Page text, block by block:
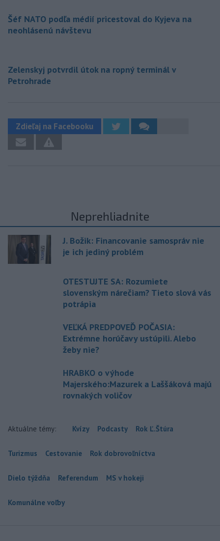
Šéf NATO podľa médií pricestoval do Kyjeva na
neohlásenú návštevu
Zelenskyj potvrdil útok na ropný terminál v
Petrohrade
Zdieľaj na Facebooku
Neprehliadnite
J. Božik: Financovanie samospráv nie
je ich jediný problém
OTESTUJTE SA: Rozumiete
slovenským nárečiam? Tieto slová vás
potrápia
VEĽKÁ PREDPOVEĎ POČASIA:
Extrémne horúčavy ustúpili. Alebo
žeby nie?
HRABKO o výhode
Majerského:Mazurek a Laššáková majú
rovnakých voličov
Aktuálne témy: Kvízy Podcasty Rok Ľ.Štúra
Turizmus Cestovanie Rok dobrovoľníctva
Dielo týždňa Referendum MS v hokeji
Komunálne voľby